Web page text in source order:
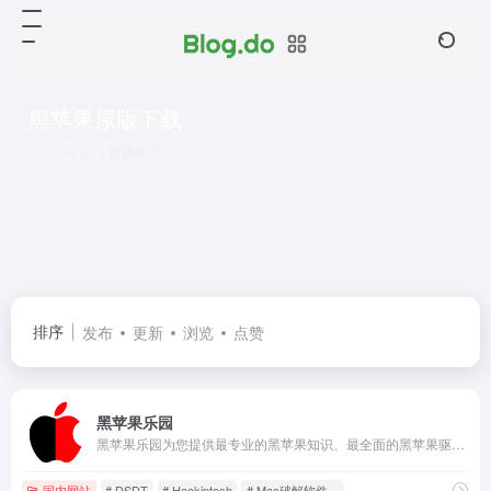
排序 发布 更新 浏览 点赞
黑苹果乐园